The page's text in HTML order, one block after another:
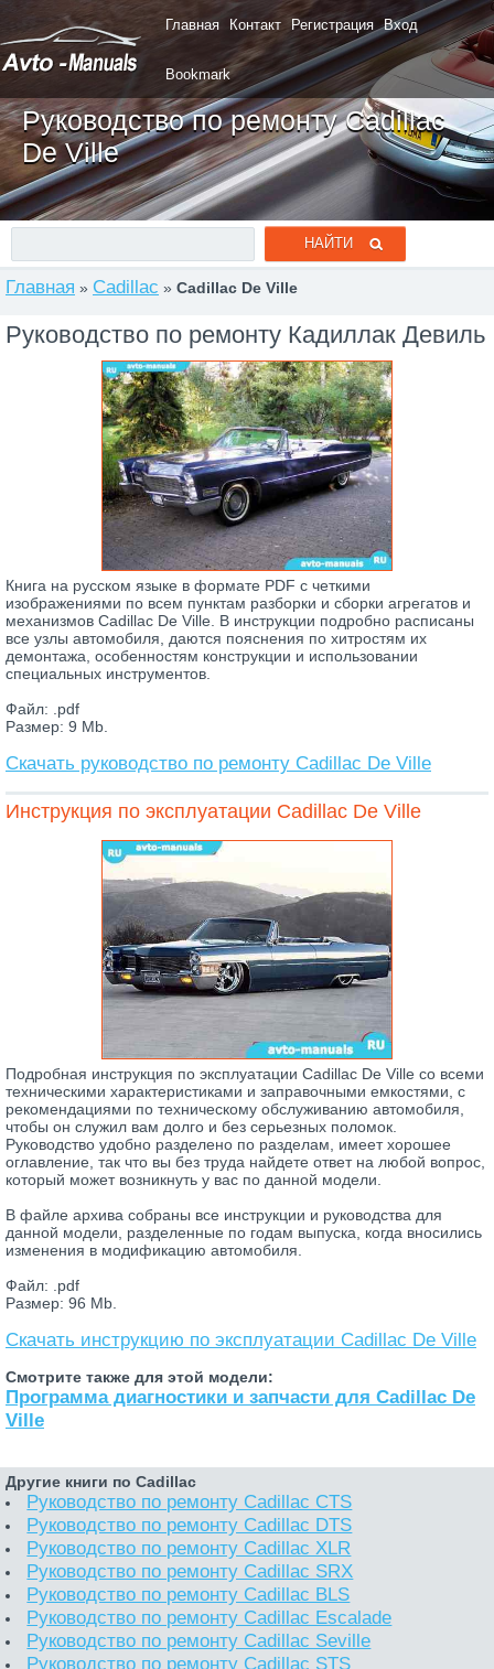
Главная Контакт Регистрация Вход
Bookmark
Руководство по ремонту Cadillac
De Ville
Главная » Cadillac » Cadillac De Ville
Руководство по ремонту Кадиллак Девиль
Книга на русском языке в формате PDF с четкими
изображениями по всем пунктам разборки и сборки агрегатов и
механизмов Cadillac De Ville. В инструкции подробно расписаны
все узлы автомобиля, даются пояснения по хитростям их
демонтажа, особенностям конструкции и использовании
специальных инструментов.
Файл: .pdf
Размер: 9 Mb.
Скачать руководство по ремонту Cadillac De Ville
Инструкция по эксплуатации Cadillac De Ville
Подробная инструкция по эксплуатации Cadillac De Ville со всеми
техническими характеристиками и заправочными емкостями, с
рекомендациями по техническому обслуживанию автомобиля,
чтобы он служил вам долго и без серьезных поломок.
Руководство удобно разделено по разделам, имеет хорошее
оглавление, так что вы без труда найдете ответ на любой вопрос,
который может возникнуть у вас по данной модели.
В файле архива собраны все инструкции и руководства для
данной модели, разделенные по годам выпуска, когда вносились
изменения в модификацию автомобиля.
Файл: .pdf
Размер: 96 Mb.
Скачать инструкцию по эксплуатации Cadillac De Ville
Смотрите также для этой модели:
Программа диагностики и запчасти для Cadillac De
Ville
Другие книги по Cadillac
Руководство по ремонту Cadillac CTS
Руководство по ремонту Cadillac DTS
Руководство по ремонту Cadillac XLR
Руководство по ремонту Cadillac SRX
Руководство по ремонту Cadillac BLS
Руководство по ремонту Cadillac Escalade
Руководство по ремонту Cadillac Seville
Руководство по ремонту Cadillac STS